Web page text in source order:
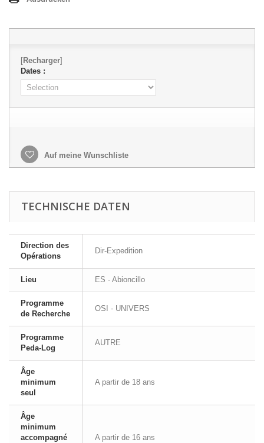
[Recharger]
Dates :
Auf meine Wunschliste
TECHNISCHE DATEN
Direction des
Opérations
Dir-Expedition
Lieu ES - Abioncillo
Programme
de Recherche
OSI - UNIVERS
Programme
Peda-Log
AUTRE
Âge
minimum
seul
A partir de 18 ans
Âge
minimum
accompagné
A partir de 16 ans